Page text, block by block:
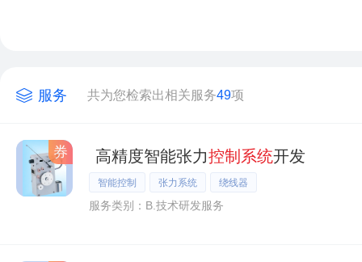
服务 共为您检索出相关服务49项
券 高精度智能张力控制系统开发
智能控制 张力系统 绕线器
服务类别：B.技术研发服务